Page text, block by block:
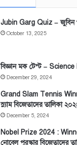
Jubin Garg Quiz – জুবিন
October 13, 2025
বিজ্ঞান মক টেস্ট –
December 29, 2024
Grand Slam Tennis
স্ল্যাম বিজেতাদের তালিকা
December 5, 2024
Nobel Prize 2024 :
নোবেল পুরস্কার বিজেতাদের